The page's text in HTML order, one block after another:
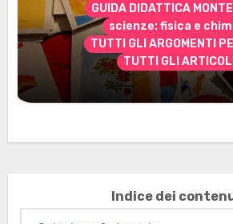
GUIDA DIDATTICA
scienze: fisica e
TUTTI GLI ARGOMENTI
TUTTI GLI ARTICOLI
Marzo 2026: nuovi
per gli
Indice dei